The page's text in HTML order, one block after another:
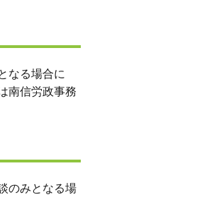
なる場合に
南信労政事務
のみとなる場